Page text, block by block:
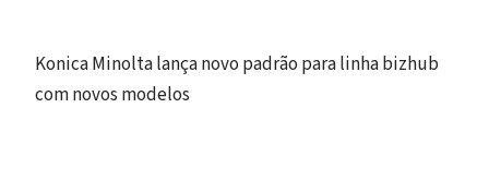
Konica Minolta lança novo padrão para linha bizhub
com novos modelos